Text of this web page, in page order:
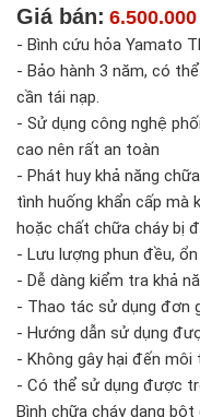
Giá bán:
- Bình cứu hỏa Yamato
- Bảo hành 3 năm, có
cần tái nạp.
- Sử dụng công nghệ
cao nên rất an toàn
- Phát huy khả năng
tình huống khẩn cấp mà
hoặc chất chữa cháy bị
- Lưu lượng phun đều,
- Dễ dàng kiểm tra khả
- Thao tác sử dụng đơn
- Hướng dẫn sử dụng
- Không gây hại đến môi
- Có thể sử dụng được
Bình chữa cháy dạng